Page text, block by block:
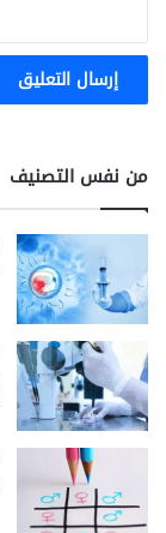
من نفس التصنيف